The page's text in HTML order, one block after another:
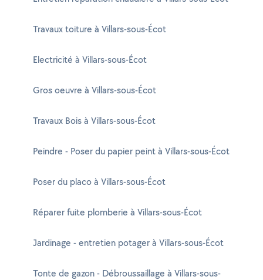
Travaux toiture à Villars-sous-Écot
Electricité à Villars-sous-Écot
Gros oeuvre à Villars-sous-Écot
Travaux Bois à Villars-sous-Écot
Peindre - Poser du papier peint à Villars-sous-Écot
Poser du placo à Villars-sous-Écot
Réparer fuite plomberie à Villars-sous-Écot
Jardinage - entretien potager à Villars-sous-Écot
Tonte de gazon - Débroussaillage à Villars-sous-